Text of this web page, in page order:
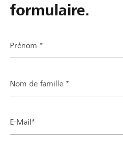
formulaire.
Prénom *
Nom de famille *
E-Mail*